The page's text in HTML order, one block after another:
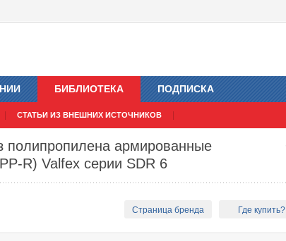
БИБЛИОТЕКА
СТАТЬИ ИЗ ВНЕШНИХ ИСТОЧНИКОВ
ПОДПИСКА
полипропилена армированные
R) Valfex серии SDR 6
Страница бренда Где купить?